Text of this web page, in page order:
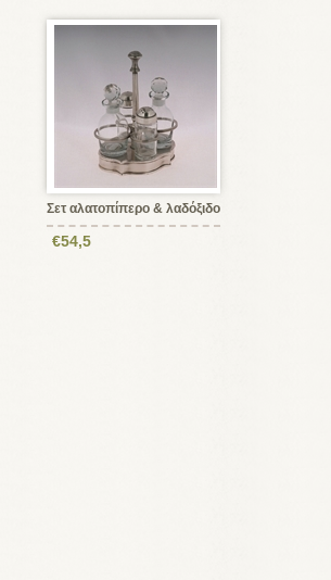
Σετ αλατοπίπερο & λαδόξιδο
€54,5